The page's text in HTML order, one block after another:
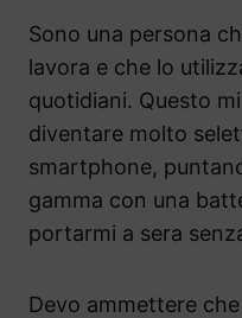
Sono una persona
lavora e che lo
quotidiani. Questo
diventare molto
smartphone,
gamma con una
portarmi a sera
Devo ammettere che